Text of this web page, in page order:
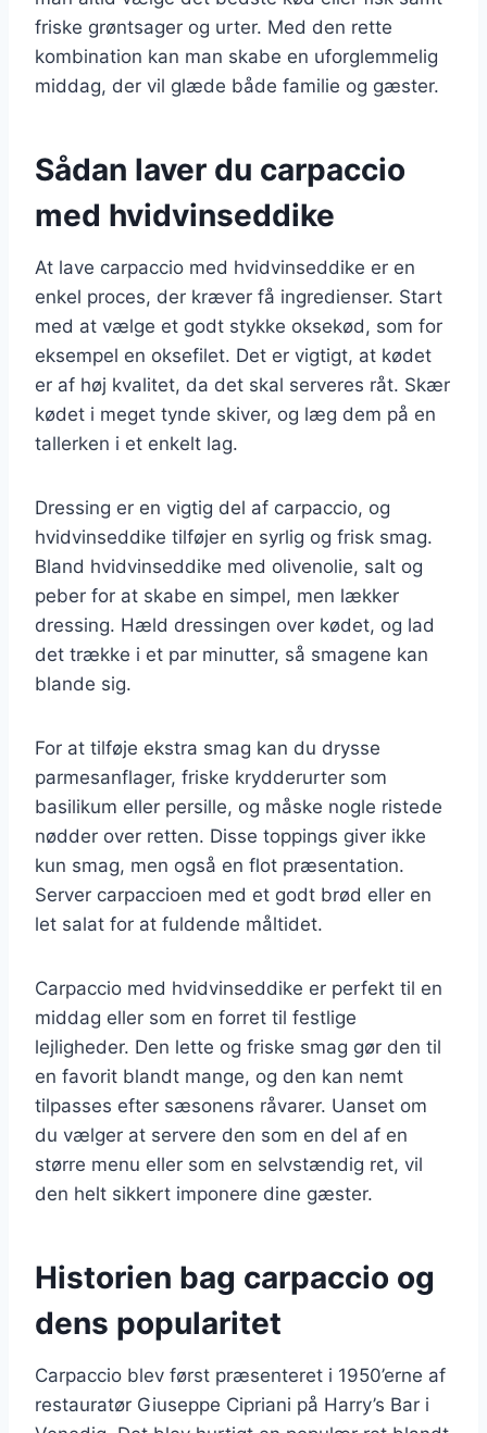
friske grøntsager og urter. Med den rette
kombination kan man skabe en uforglemmelig
middag, der vil glæde både familie og gæster.
Sådan laver du carpaccio
med hvidvinseddike
At lave carpaccio med hvidvinseddike er en
enkel proces, der kræver få ingredienser. Start
med at vælge et godt stykke oksekød, som for
eksempel en oksefilet. Det er vigtigt, at kødet
er af høj kvalitet, da det skal serveres råt. Skær
kødet i meget tynde skiver, og læg dem på en
tallerken i et enkelt lag.
Dressing er en vigtig del af carpaccio, og
hvidvinseddike tilføjer en syrlig og frisk smag.
Bland hvidvinseddike med olivenolie, salt og
peber for at skabe en simpel, men lækker
dressing. Hæld dressingen over kødet, og lad
det trække i et par minutter, så smagene kan
blande sig.
For at tilføje ekstra smag kan du drysse
parmesanflager, friske krydderurter som
basilikum eller persille, og måske nogle ristede
nødder over retten. Disse toppings giver ikke
kun smag, men også en flot præsentation.
Server carpaccioen med et godt brød eller en
let salat for at fuldende måltidet.
Carpaccio med hvidvinseddike er perfekt til en
middag eller som en forret til festlige
lejligheder. Den lette og friske smag gør den til
en favorit blandt mange, og den kan nemt
tilpasses efter sæsonens råvarer. Uanset om
du vælger at servere den som en del af en
større menu eller som en selvstændig ret, vil
den helt sikkert imponere dine gæster.
Historien bag carpaccio og
dens popularitet
Carpaccio blev først præsenteret i 1950’erne af
restauratør Giuseppe Cipriani på Harry’s Bar i